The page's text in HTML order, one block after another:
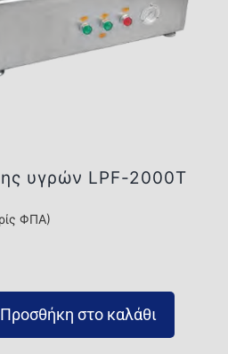
υγρών LPF-2000T
ΦΠΑ)
Προσθήκη στο καλάθι